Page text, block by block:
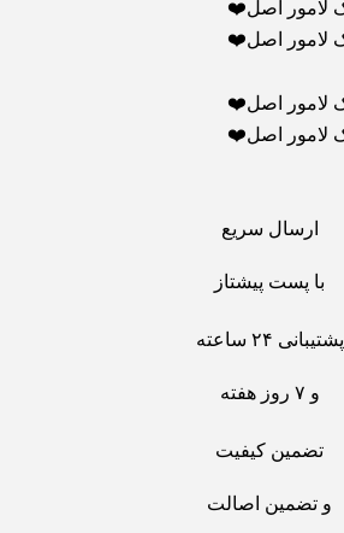
ارسال سریع
با پست پیشتاز
پشتیبانی ۲۴ ساعته
و ۷ روز هفته
تضمین کیفیت
و تضمین اصالت